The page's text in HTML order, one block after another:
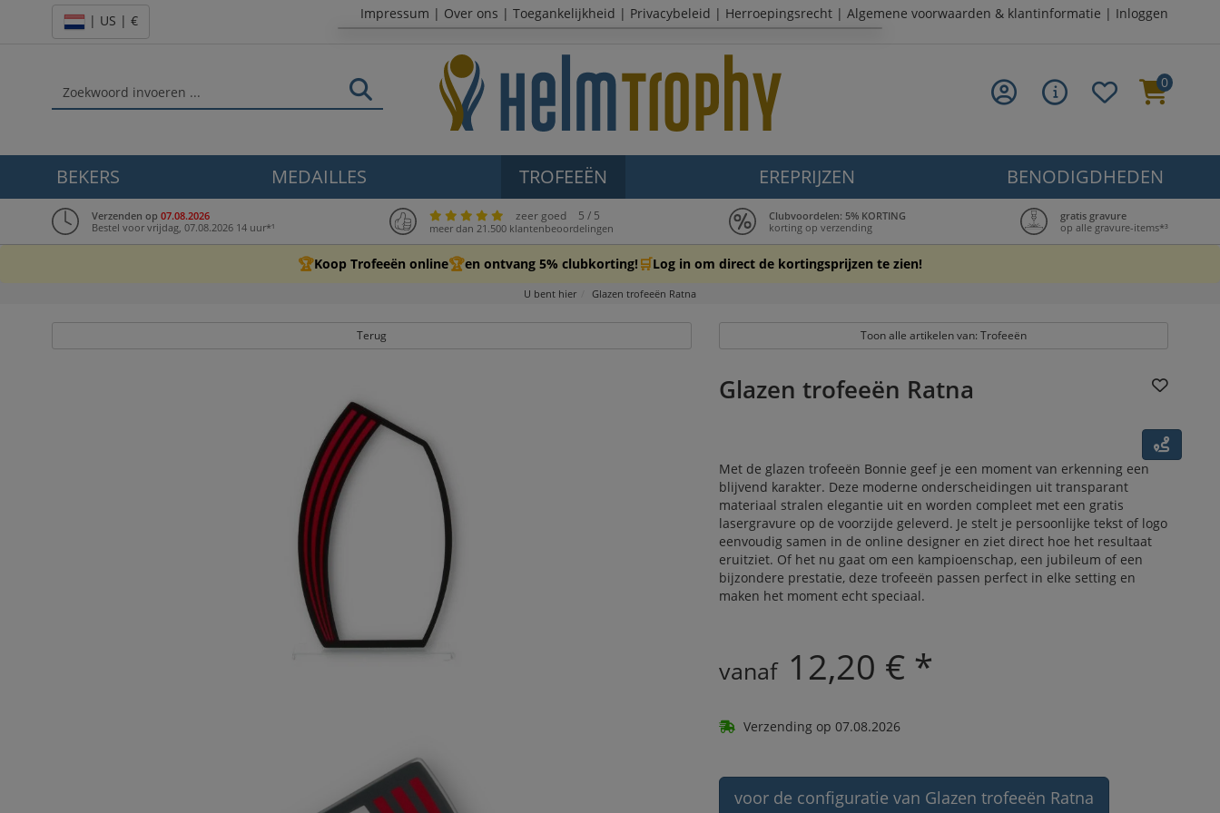
| US | € Impressum | Over ons | Toegankelijkheid | Privacybeleid | Herroepingsrecht | Algemene voorwaarden & klantinformatie | Inloggen
0
BEKERS MEDAILLES TROFEEËN EREPRIJZEN BENODIGDHEDEN
Verzenden op 07.08.2026
Bestel voor vrijdag, 07.08.2026 14 uur*¹
zeer goed 5 / 5
meer dan 21.500 klantenbeoordelingen
Clubvoordelen: 5% KORTING
korting op verzending
gratis gravure
op alle gravure-items*³
🏆Koop Trofeeën online🏆en ontvang 5% clubkorting! 🛒Log in om direct de kortingsprijzen te zien!
U bent hier Glazen trofeeën Ratna
Terug Toon alle artikelen van: Trofeeën
Glazen trofeeën Ratna
Met de glazen trofeeën Bonnie geef je een moment van erkenning een
blijvend karakter. Deze moderne onderscheidingen uit transparant
materiaal stralen elegantie uit en worden compleet met een gratis
lasergravure op de voorzijde geleverd. Je stelt je persoonlijke tekst of logo
eenvoudig samen in de online designer en ziet direct hoe het resultaat
eruitziet. Of het nu gaat om een kampioenschap, een jubileum of een
bijzondere prestatie, deze trofeeën passen perfect in elke setting en
maken het moment echt speciaal.
vanaf 12,20 € *
Verzending op 07.08.2026
voor de configuratie van Glazen trofeeën Ratna